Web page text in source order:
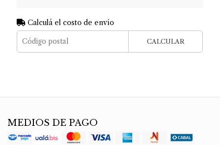
Calculá el costo de envío
CALCULAR
MEDIOS DE PAGO